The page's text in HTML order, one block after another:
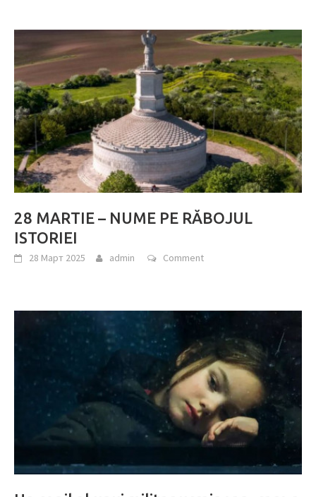
28 MARTIE – NUME PE RĂBOJUL
ISTORIEI
28 Март 2025 admin Comment